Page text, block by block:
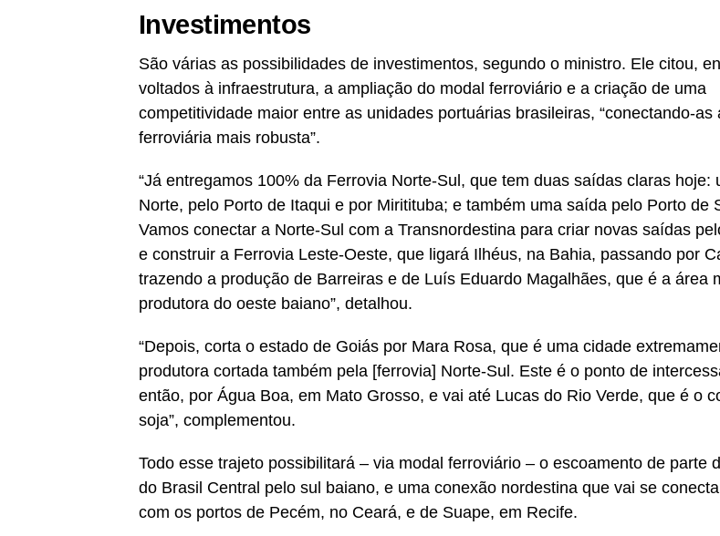
Investimentos
São várias as possibilidades de investimentos, segundo o ministro. Ele citou,
voltados à infraestrutura, a ampliação do modal ferroviário e a criação de uma
competitividade maior entre as unidades portuárias brasileiras, “conectando-as
ferroviária mais robusta”.
“Já entregamos 100% da Ferrovia Norte-Sul, que tem duas saídas claras hoje:
Norte, pelo Porto de Itaqui e por Miritituba; e também uma saída pelo Porto de
Vamos conectar a Norte-Sul com a Transnordestina para criar novas saídas
e construir a Ferrovia Leste-Oeste, que ligará Ilhéus, na Bahia, passando por
trazendo a produção de Barreiras e de Luís Eduardo Magalhães, que é a área
produtora do oeste baiano”, detalhou.
“Depois, corta o estado de Goiás por Mara Rosa, que é uma cidade
produtora cortada também pela [ferrovia] Norte-Sul. Este é o ponto de
então, por Água Boa, em Mato Grosso, e vai até Lucas do Rio Verde, que é o
soja”, complementou.
Todo esse trajeto possibilitará – via modal ferroviário – o escoamento de parte
do Brasil Central pelo sul baiano, e uma conexão nordestina que vai se
com os portos de Pecém, no Ceará, e de Suape, em Recife.